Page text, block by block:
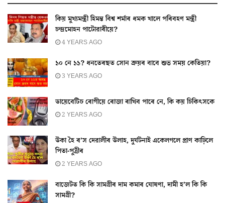
কিয় মুখ্যমন্ত্ৰী হিমন্ত বিশ্ব শৰ্মাৰ ধমক খালে পৰিবহণ মন্ত্ৰী
চন্দ্ৰমোহন পাটোৱাৰীয়ে?
4 YEARS AGO
১০ নে ১১? ধনতেৰছত সোন ক্ৰয়ৰ বাবে শুভ সময় কেতিয়া?
3 YEARS AGO
ডায়েবেটিচ ৰোগীয়ে ৰোজা ৰাখিব পাৰে নে, কি কয় চিকিৎসকে
2 YEARS AGO
উকা হৈ ৰ’স দেৱালীৰ উলাহ, দুৰ্ঘটনাই একেলগলে প্ৰাণ কাঢ়িলে
পিতা-পুত্ৰীৰ
2 YEARS AGO
বাজেটত কি কি সামগ্ৰীৰ দাম কমাৰ ঘোষণা, দামী হ’ল কি কি
সামগ্ৰী?